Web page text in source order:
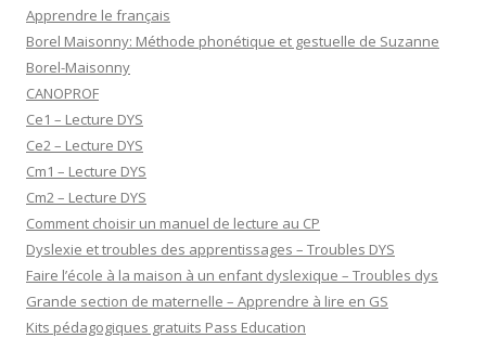
Apprendre le français
Borel Maisonny: Méthode phonétique et gestuelle de Suzanne
Borel-Maisonny
CANOPROF
Ce1 – Lecture DYS
Ce2 – Lecture DYS
Cm1 – Lecture DYS
Cm2 – Lecture DYS
Comment choisir un manuel de lecture au CP
Dyslexie et troubles des apprentissages – Troubles DYS
Faire l’école à la maison à un enfant dyslexique – Troubles dys
Grande section de maternelle – Apprendre à lire en GS
Kits pédagogiques gratuits Pass Education